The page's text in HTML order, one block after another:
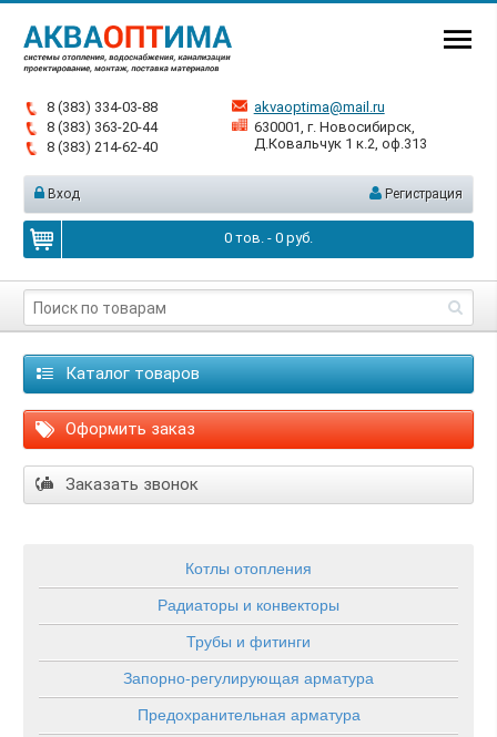
8 (383) 334-03-88
8 (383) 363-20-44
8 (383) 214-62-40
akvaoptima@mail.ru
630001, г. Новосибирск,
Д.Ковальчук 1 к.2, оф.313
Вход Регистрация
0тов. - 0руб.
Каталог товаров
Оформить заказ
Заказать звонок
Котлы отопления
Радиаторы и конвекторы
Трубы и фитинги
Запорно-регулирующая арматура
Предохранительная арматура